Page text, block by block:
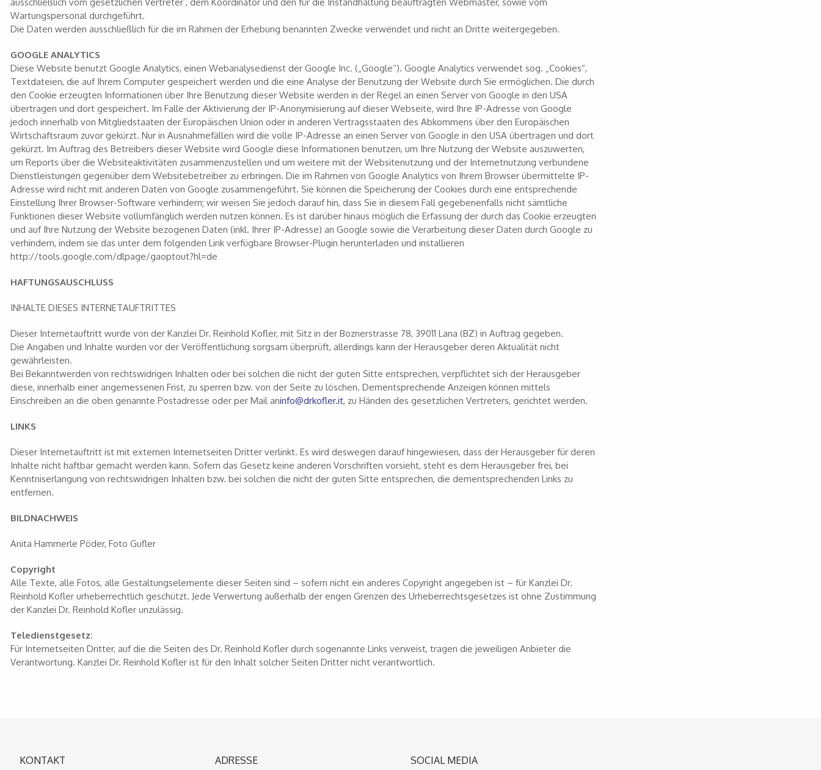
Wartungspersonal durchgeführt.
Die Daten werden ausschließlich für die im Rahmen der Erhebung benannten Zwecke verwendet und nicht an Dritte weitergegeben.
GOOGLE ANALYTICS
Diese Website benutzt Google Analytics, einen Webanalysedienst der Google Inc. („Google“). Google Analytics verwendet sog. „Cookies“,
Textdateien, die auf Ihrem Computer gespeichert werden und die eine Analyse der Benutzung der Website durch Sie ermöglichen. Die durch
den Cookie erzeugten Informationen über Ihre Benutzung dieser Website werden in der Regel an einen Server von Google in den USA
übertragen und dort gespeichert. Im Falle der Aktivierung der IP-Anonymisierung auf dieser Webseite, wird Ihre IP-Adresse von Google
jedoch innerhalb von Mitgliedstaaten der Europäischen Union oder in anderen Vertragsstaaten des Abkommens über den Europäischen
Wirtschaftsraum zuvor gekürzt. Nur in Ausnahmefällen wird die volle IP-Adresse an einen Server von Google in den USA übertragen und dort
gekürzt. Im Auftrag des Betreibers dieser Website wird Google diese Informationen benutzen, um Ihre Nutzung der Website auszuwerten,
um Reports über die Websiteaktivitäten zusammenzustellen und um weitere mit der Websitenutzung und der Internetnutzung verbundene
Dienstleistungen gegenüber dem Websitebetreiber zu erbringen. Die im Rahmen von Google Analytics von Ihrem Browser übermittelte IP-
Adresse wird nicht mit anderen Daten von Google zusammengeführt. Sie können die Speicherung der Cookies durch eine entsprechende
Einstellung Ihrer Browser-Software verhindern; wir weisen Sie jedoch darauf hin, dass Sie in diesem Fall gegebenenfalls nicht sämtliche
Funktionen dieser Website vollumfänglich werden nutzen können. Es ist darüber hinaus möglich die Erfassung der durch das Cookie erzeugten
und auf Ihre Nutzung der Website bezogenen Daten (inkl. Ihrer IP-Adresse) an Google sowie die Verarbeitung dieser Daten durch Google zu
verhindern, indem sie das unter dem folgenden Link verfügbare Browser-Plugin herunterladen und installieren
http://tools.google.com/dlpage/gaoptout?hl=de
HAFTUNGSAUSCHLUSS
INHALTE DIESES INTERNETAUFTRITTES
Dieser Internetauftritt wurde von der Kanzlei Dr. Reinhold Kofler, mit Sitz in der Boznerstrasse 78, 39011 Lana (BZ) in Auftrag gegeben.
Die Angaben und Inhalte wurden vor der Veröffentlichung sorgsam überprüft, allerdings kann der Herausgeber deren Aktualität nicht
gewährleisten.
Bei Bekanntwerden von rechtswidrigen Inhalten oder bei solchen die nicht der guten Sitte entsprechen, verpflichtet sich der Herausgeber
diese, innerhalb einer angemessenen Frist, zu sperren bzw. von der Seite zu löschen. Dementsprechende Anzeigen können mittels
Einschreiben an die oben genannte Postadresse oder per Mail aninfo@drkofler.it, zu Händen des gesetzlichen Vertreters, gerichtet werden.
LINKS
Dieser Internetauftritt ist mit externen Internetseiten Dritter verlinkt. Es wird deswegen darauf hingewiesen, dass der Herausgeber für deren
Inhalte nicht haftbar gemacht werden kann. Sofern das Gesetz keine anderen Vorschriften vorsieht, steht es dem Herausgeber frei, bei
Kenntniserlangung von rechtswidrigen Inhalten bzw. bei solchen die nicht der guten Sitte entsprechen, die dementsprechenden Links zu
entfernen.
BILDNACHWEIS
Anita Hammerle Pöder, Foto Gufler
Copyright
Alle Texte, alle Fotos, alle Gestaltungselemente dieser Seiten sind – sofern nicht ein anderes Copyright angegeben ist – für Kanzlei Dr.
Reinhold Kofler urheberrechtlich geschützt. Jede Verwertung außerhalb der engen Grenzen des Urheberrechtsgesetzes ist ohne Zustimmung
der Kanzlei Dr. Reinhold Kofler unzulässig.
Teledienstgesetz:
Für Internetseiten Dritter, auf die die Seiten des Dr. Reinhold Kofler durch sogenannte Links verweist, tragen die jeweiligen Anbieter die
Verantwortung. Kanzlei Dr. Reinhold Kofler ist für den Inhalt solcher Seiten Dritter nicht verantwortlich.
KONTAKT ADRESSE SOCIAL MEDIA